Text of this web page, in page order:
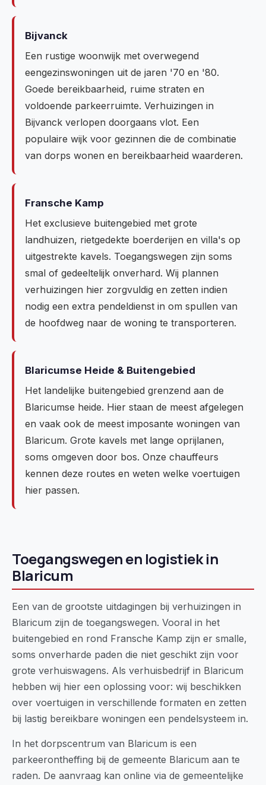
Bijvanck
Een rustige woonwijk met overwegend
eengezinswoningen uit de jaren '70 en '80.
Goede bereikbaarheid, ruime straten en
voldoende parkeerruimte. Verhuizingen in
Bijvanck verlopen doorgaans vlot. Een
populaire wijk voor gezinnen die de combinatie
van dorps wonen en bereikbaarheid waarderen.
Fransche Kamp
Het exclusieve buitengebied met grote
landhuizen, rietgedekte boerderijen en villa's op
uitgestrekte kavels. Toegangswegen zijn soms
smal of gedeeltelijk onverhard. Wij plannen
verhuizingen hier zorgvuldig en zetten indien
nodig een extra pendeldienst in om spullen van
de hoofdweg naar de woning te transporteren.
Blaricumse Heide & Buitengebied
Het landelijke buitengebied grenzend aan de
Blaricumse heide. Hier staan de meest afgelegen
en vaak ook de meest imposante woningen van
Blaricum. Grote kavels met lange oprijlanen,
soms omgeven door bos. Onze chauffeurs
kennen deze routes en weten welke voertuigen
hier passen.
Toegangswegen en logistiek in
Blaricum
Een van de grootste uitdagingen bij verhuizingen in
Blaricum zijn de toegangswegen. Vooral in het
buitengebied en rond Fransche Kamp zijn er smalle,
soms onverharde paden die niet geschikt zijn voor
grote verhuiswagens. Als verhuisbedrijf in Blaricum
hebben wij hier een oplossing voor: wij beschikken
over voertuigen in verschillende formaten en zetten
bij lastig bereikbare woningen een pendelsysteem in.
In het dorpscentrum van Blaricum is een
parkeerontheffing bij de gemeente Blaricum aan te
raden. De aanvraag kan online via de gemeentelijke